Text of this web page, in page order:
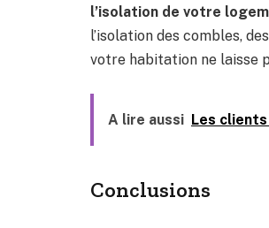
l’isolation de votre
l’isolation des combles,
votre habitation ne laisse
A lire aussi Les
Conclusions